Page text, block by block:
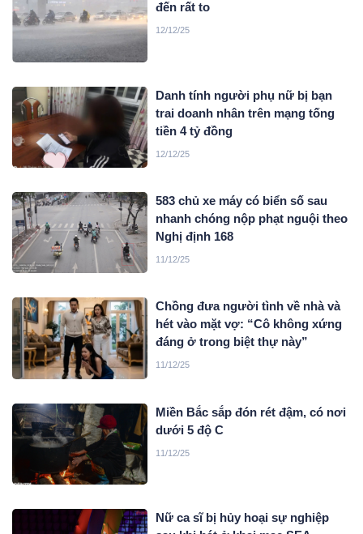
đến rất to
12/12/25
Danh tính người phụ nữ bị bạn
trai doanh nhân trên mạng tống
tiền 4 tỷ đồng
12/12/25
583 chủ xe máy có biển số sau
nhanh chóng nộp phạt nguội theo
Nghị định 168
11/12/25
Chồng đưa người tình về nhà và
hét vào mặt vợ: “Cô không xứng
đáng ở trong biệt thự này”
11/12/25
Miền Bắc sắp đón rét đậm, có nơi
dưới 5 độ C
11/12/25
Nữ ca sĩ bị hủy hoại sự nghiệp